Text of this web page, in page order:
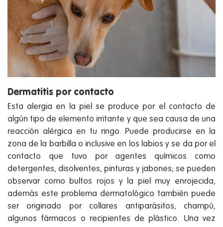
Dermatitis por contacto
Esta alergia en la piel se produce por el contacto de
algún tipo de elemento irritante y que sea causa de una
reacción alérgica en tu ringo. Puede producirse en la
zona de la barbilla o inclusive en los labios y se da por el
contacto que tuvo por agentes químicos como
detergentes, disolventes, pinturas y jabones; se pueden
observar como bultos rojos y la piel muy enrojecida,
además este problema dermatológico también puede
ser originado por collares antiparásitos, champú,
algunos fármacos o recipientes de plástico. Una vez